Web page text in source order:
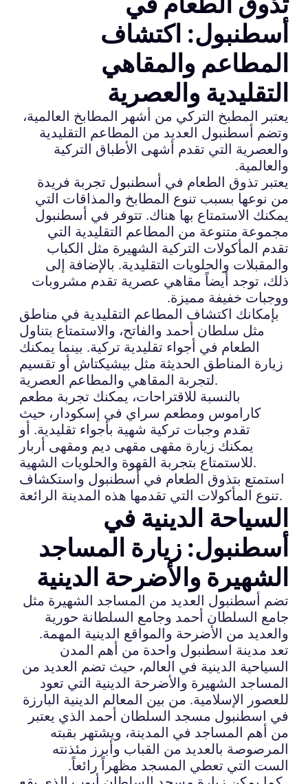
أسطنبول: اكتشاف
المطاعم والمقاهي
التقليدية والعصرية
يعتبر المطبخ التركي من أشهر المطابخ العالمية،
وتضم أسطنبول العديد من المطاعم التقليدية
والعصرية التي تقدم أشهى الأطباق التركية
والعالمية.
يعتبر تذوق الطعام في أسطنبول تجربة فريدة
من نوعها بسبب تنوع المطابخ والمذاقات التي
يمكنك الاستمتاع بها هناك. تتوفر في أسطنبول
مجموعة متنوعة من المطاعم التقليدية التي
تقدم المأكولات التركية الشهيرة مثل الكباب
والمقبلات والحلويات التقليدية. بالإضافة إلى
ذلك، توجد أيضاً مقاهي عصرية تقدم مشروبات
ووجبات خفيفة مميزة.
بإمكانك اكتشاف المطاعم التقليدية في مناطق
مثل سلطان أحمد والفاتح، والاستمتاع بتناول
الطعام في أجواء تقليدية تركية. بينما يمكنك
زيارة المناطق الحديثة مثل بيشيكتاش أو تقسيم
لتجربة المقاهي والمطاعم العصرية.
بالنسبة للاقتراحات، يمكنك تجربة مطعم
كاراموس ومطعم سراي في إسكودار، حيث
تقدم وجبات تركية شهية بأجواء تقليدية. أو
يمكنك زيارة مقهى مقهى ديم ومقهى أربار
للاستمتاع بتجربة القهوة والحلويات الشهية.
استمتع بتذوق الطعام في أسطنبول واستكشاف
تنوع المأكولات التي تقدمها هذه المدينة الرائعة.
السياحة الدينية في
أسطنبول: زيارة المساجد
الشهيرة والأضرحة الدينية
تضم أسطنبول العديد من المساجد الشهيرة مثل
جامع السلطان أحمد وجامع السلطانة حورية
والعديد من الأضرحة والمواقع الدينية المهمة.
تعد مدينة اسطنبول واحدة من أهم المدن
السياحية الدينية في العالم، حيث تضم العديد من
المساجد الشهيرة والأضرحة الدينية التي تعود
للعصور الإسلامية. من بين المعالم الدينية البارزة
في اسطنبول مسجد السلطان أحمد الذي يعتبر
من أهم المساجد في المدينة، ويشتهر بقبته
المرصوصة بالعديد من القباب وأبرز مئذنته
الست التي تعطي المسجد مظهراً رائعاً.